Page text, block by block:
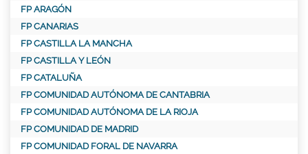
FP ARAGÓN
FP CANARIAS
FP CASTILLA LA MANCHA
FP CASTILLA Y LEÓN
FP CATALUÑA
FP COMUNIDAD AUTÓNOMA DE CANTABRIA
FP COMUNIDAD AUTÓNOMA DE LA RIOJA
FP COMUNIDAD DE MADRID
FP COMUNIDAD FORAL DE NAVARRA